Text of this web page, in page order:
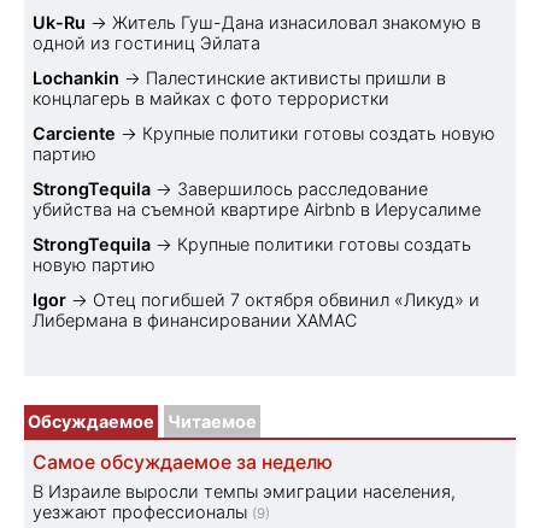
Uk-Ru → Житель Гуш-Дана изнасиловал знакомую в
одной из гостиниц Эйлата
Lochankin → Палестинские активисты пришли в
концлагерь в майках с фото террористки
Carciente → Крупные политики готовы создать новую
партию
StrongTequila → Завершилось расследование
убийства на съемной квартире Airbnb в Иерусалиме
StrongTequila → Крупные политики готовы создать
новую партию
Igor → Отец погибшей 7 октября обвинил «Ликуд» и
Либермана в финансировании ХАМАС
Обсуждаемое Читаемое
Самое обсуждаемое за неделю
В Израиле выросли темпы эмиграции населения,
уезжают профессионалы (9)